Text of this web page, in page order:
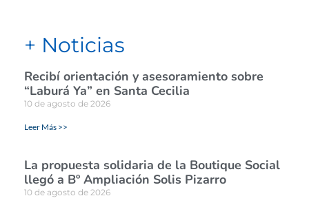
+ Noticias
Recibí orientación y asesoramiento sobre
“Laburá Ya” en Santa Cecilia
10 de agosto de 2026
Leer Más >>
La propuesta solidaria de la Boutique Social
llegó a Bº Ampliación Solis Pizarro
10 de agosto de 2026